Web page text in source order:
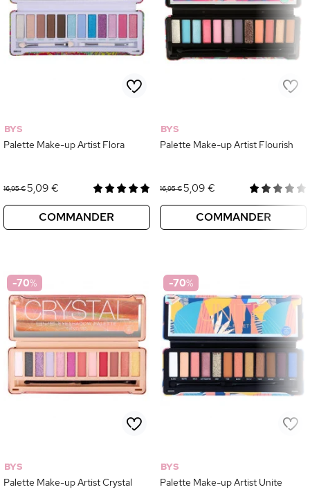
BYS
Palette Make-up Artist Flora
16,95 €5,09 €
COMMANDER
BYS
Palette Make-up Artist Flourish
16,95 €5,09 €
COMMANDER
-70%
BYS
Palette Make-up Artist Crystal
-70%
BYS
Palette Make-up Artist Unite